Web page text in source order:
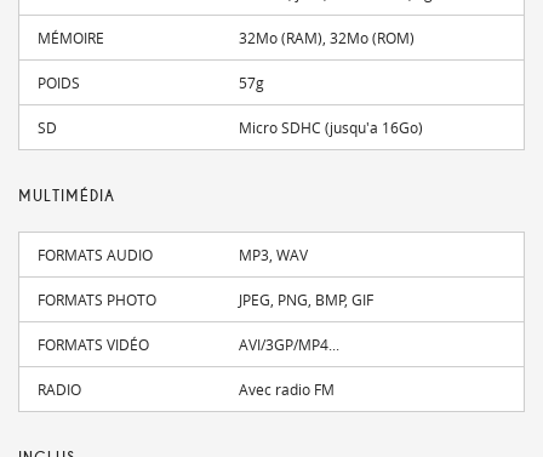
MÉMOIRE 32Mo (RAM), 32Mo (ROM)
POIDS 57g
SD Micro SDHC (jusqu'a 16Go)
MULTIMÉDIA
FORMATS AUDIO MP3, WAV
FORMATS PHOTO JPEG, PNG, BMP, GIF
FORMATS VIDÉO AVI/3GP/MP4...
RADIO Avec radio FM